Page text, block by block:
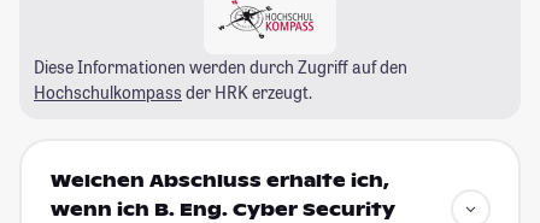
Diese Informationen werden durch Zugriff auf den
Hochschulkompass der HRK erzeugt.
Welchen Abschluss erhalte ich,
wenn ich B. Eng. Cyber Security